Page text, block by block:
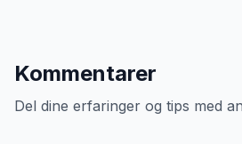
Kommentarer
Del dine erfaringer og tips med